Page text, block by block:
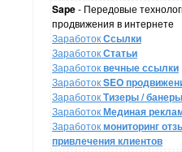
Sape- Передовые
продвижения в интернете
ЗаработокСсылки
ЗаработокСтатьи
Заработоквечные ссылки
ЗаработокSEO
ЗаработокТизеры / банеры
ЗаработокМединая
Заработокмониторинг
привлечения клиентов